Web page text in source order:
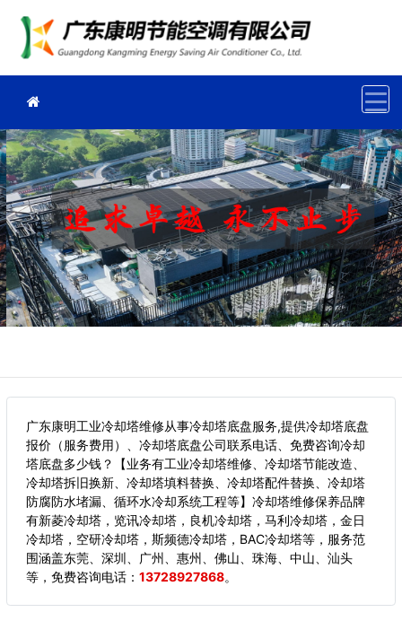
广东康明工业冷却塔维修从事冷却塔底盘服务,提供冷却塔底盘
报价（服务费用）、冷却塔底盘公司联系电话、免费咨询冷却
塔底盘多少钱？【业务有工业冷却塔维修、冷却塔节能改造、
冷却塔拆旧换新、冷却塔填料替换、冷却塔配件替换、冷却塔
防腐防水堵漏、循环水冷却系统工程等】冷却塔维修保养品牌
有新菱冷却塔，览讯冷却塔，良机冷却塔，马利冷却塔，金日
冷却塔，空研冷却塔，斯频德冷却塔，BAC冷却塔等，服务范
围涵盖东莞、深圳、广州、惠州、佛山、珠海、中山、汕头
等， 免费咨询电话： 13728927868。